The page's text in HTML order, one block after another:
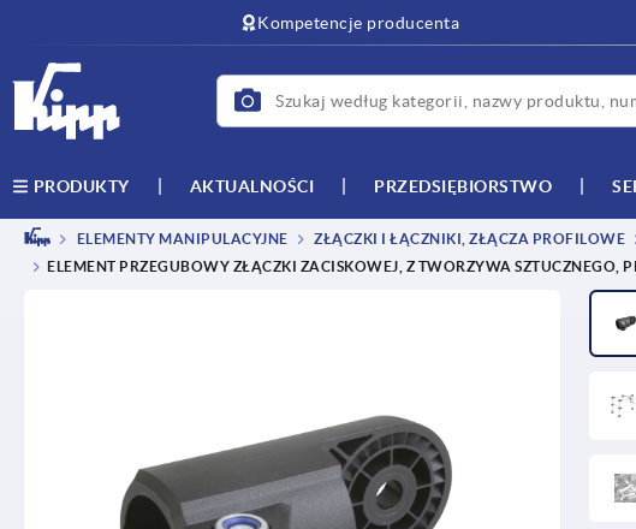
Kompetencje producenta
PRODUKTY AKTUALNOŚCI PRZEDSIĘBIORSTWO
ELEMENTY MANIPULACYJNE ZŁĄCZKI I ŁĄCZNIKI, ZŁĄCZA PROFILOWE
ELEMENT PRZEGUBOWY ZŁĄCZKI ZACISKOWEJ, Z TWORZYWA SZTUCZNEGO,